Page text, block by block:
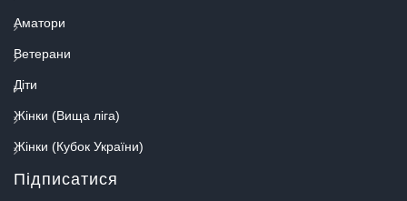
Аматори
Ветерани
Діти
Жінки (Вища ліга)
Жінки (Кубок України)
Підписатися